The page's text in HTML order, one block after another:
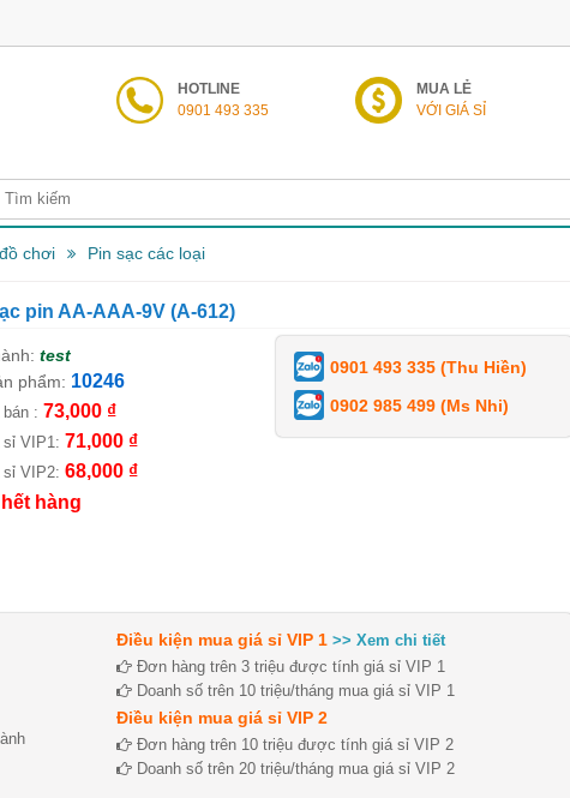
HOTLINE
0901 493 335
MUA LẺ
VỚI GIÁ SỈ
chơi Pin sạc các loại
pin AA-AAA-9V (A-612)
test
phẩm: 10246
: 73,000 ₫
VIP1: 71,000 ₫
VIP2: 68,000 ₫
hàng
0901 493 335 (Thu Hiền)
0902 985 499 (Ms Nhi)
Điều kiện mua giá sỉ VIP 1 >> Xem chi tiết
Đơn hàng trên 3 triệu được tính giá sỉ VIP 1
Doanh số trên 10 triệu/tháng mua giá sỉ VIP 1
Điều kiện mua giá sỉ VIP 2
Đơn hàng trên 10 triệu được tính giá sỉ VIP 2
Doanh số trên 20 triệu/tháng mua giá sỉ VIP 2